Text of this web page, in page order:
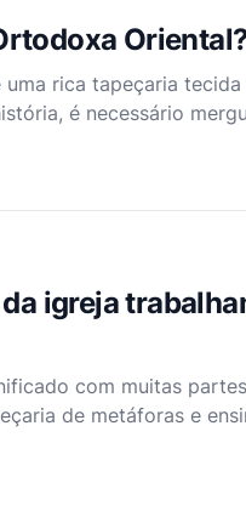
rica tapeçaria
é necessário
igreja
com muitas
de metáforas e